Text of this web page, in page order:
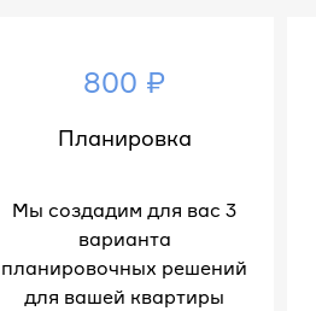
800 ₽
Планировка
Мы создадим для вас 3
варианта
планировочных решений
для вашей квартиры